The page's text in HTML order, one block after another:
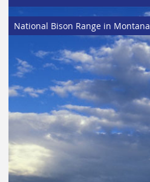
National Bison Range in Montana